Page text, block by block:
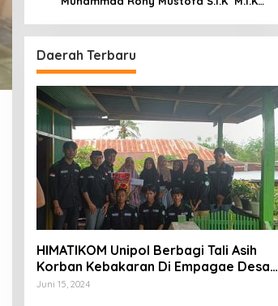
Daerah Terbaru
HIMATIKOM Unipol Berbagi Tali Asih
Korban Kebakaran Di Empagae Desa
Kessing
Juni 15, 2024